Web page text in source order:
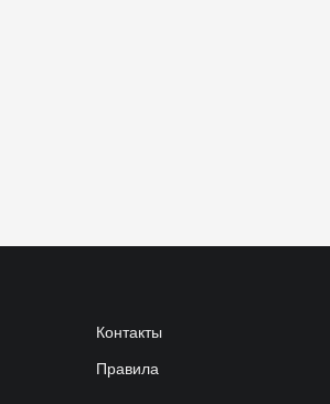
Контакты
Правила